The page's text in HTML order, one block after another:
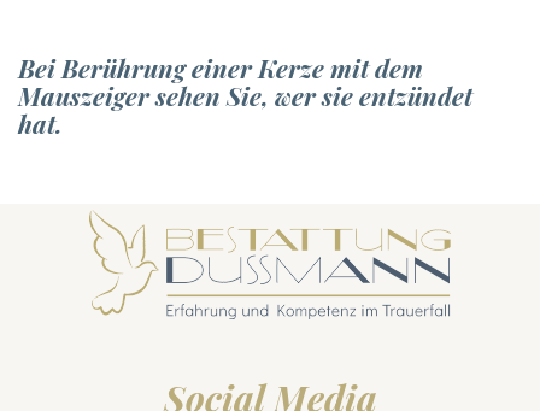
Bei Berührung einer Kerze mit dem
Mauszeiger sehen Sie, wer sie entzündet
hat.
Social Media